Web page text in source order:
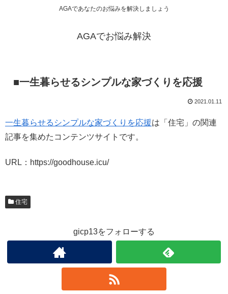
AGAであなたのお悩みを解決しましょう
AGAでお悩み解決
■一生暮らせるシンプルな家づくりを応援
2021.01.11
一生暮らせるシンプルな家づくりを応援は「住宅」の関連
記事を集めたコンテンツサイトです。
URL：https://goodhouse.icu/
住宅
gicp13をフォローする